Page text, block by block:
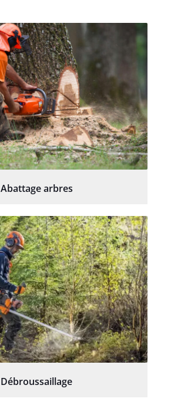
Abattage arbres
Débroussaillage